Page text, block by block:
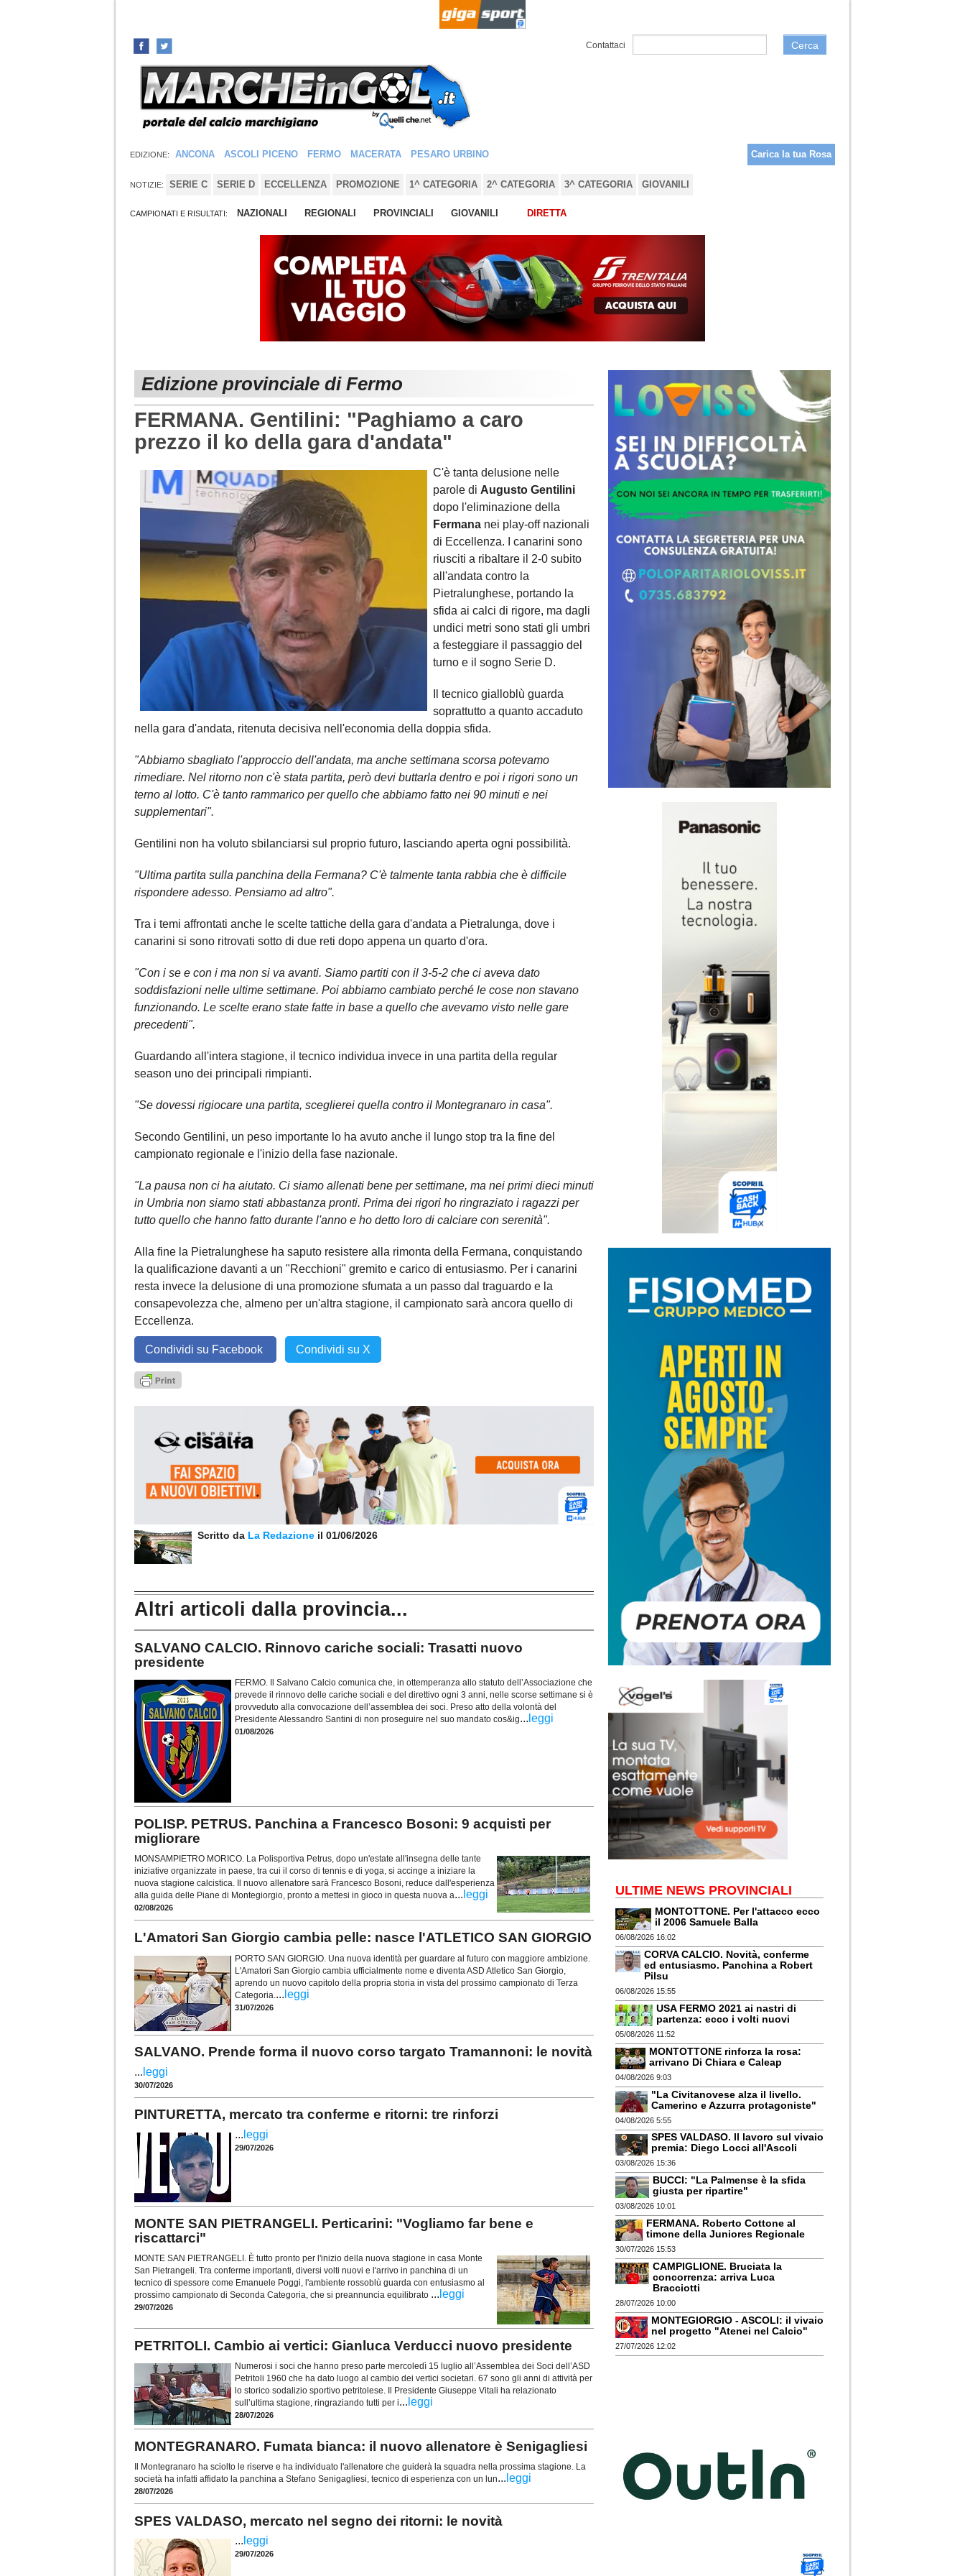
Contattaci Cerca
EDIZIONE: ANCONA ASCOLI PICENO FERMO MACERATA PESARO URBINO Carica la tua Rosa
NOTIZIE: SERIE C SERIE D ECCELLENZA PROMOZIONE 1^ CATEGORIA 2^ CATEGORIA 3^ CATEGORIA GIOVANILI
CAMPIONATI E RISULTATI: NAZIONALI REGIONALI PROVINCIALI GIOVANILI DIRETTA
Edizione provinciale di Fermo
FERMANA. Gentilini: "Paghiamo a caro
prezzo il ko della gara d'andata"
C'è tanta delusione nelle
parole di Augusto Gentilini
dopo l'eliminazione della
Fermana nei play-off nazionali
di Eccellenza. I canarini sono
riusciti a ribaltare il 2-0 subito
all'andata contro la
Pietralunghese, portando la
sfida ai calci di rigore, ma dagli
undici metri sono stati gli umbri
a festeggiare il passaggio del
turno e il sogno Serie D.
Il tecnico gialloblù guarda
soprattutto a quanto accaduto
nella gara d'andata, ritenuta decisiva nell'economia della doppia sfida.
"Abbiamo sbagliato l'approccio dell'andata, ma anche settimana scorsa potevamo
rimediare. Nel ritorno non c'è stata partita, però devi buttarla dentro e poi i rigori sono un
terno al lotto. C'è tanto rammarico per quello che abbiamo fatto nei 90 minuti e nei
supplementari".
Gentilini non ha voluto sbilanciarsi sul proprio futuro, lasciando aperta ogni possibilità.
"Ultima partita sulla panchina della Fermana? C'è talmente tanta rabbia che è difficile
rispondere adesso. Pensiamo ad altro".
Tra i temi affrontati anche le scelte tattiche della gara d'andata a Pietralunga, dove i
canarini si sono ritrovati sotto di due reti dopo appena un quarto d'ora.
"Con i se e con i ma non si va avanti. Siamo partiti con il 3-5-2 che ci aveva dato
soddisfazioni nelle ultime settimane. Poi abbiamo cambiato perché le cose non stavano
funzionando. Le scelte erano state fatte in base a quello che avevamo visto nelle gare
precedenti".
Guardando all'intera stagione, il tecnico individua invece in una partita della regular
season uno dei principali rimpianti.
"Se dovessi rigiocare una partita, sceglierei quella contro il Montegranaro in casa".
Secondo Gentilini, un peso importante lo ha avuto anche il lungo stop tra la fine del
campionato regionale e l'inizio della fase nazionale.
"La pausa non ci ha aiutato. Ci siamo allenati bene per settimane, ma nei primi dieci minuti
in Umbria non siamo stati abbastanza pronti. Prima dei rigori ho ringraziato i ragazzi per
tutto quello che hanno fatto durante l'anno e ho detto loro di calciare con serenità".
Alla fine la Pietralunghese ha saputo resistere alla rimonta della Fermana, conquistando
la qualificazione davanti a un "Recchioni" gremito e carico di entusiasmo. Per i canarini
resta invece la delusione di una promozione sfumata a un passo dal traguardo e la
consapevolezza che, almeno per un'altra stagione, il campionato sarà ancora quello di
Eccellenza.
Condividi su Facebook Condividi su X
Scritto da La Redazione il 01/06/2026
Altri articoli dalla provincia...
SALVANO CALCIO. Rinnovo cariche sociali: Trasatti nuovo
presidente
FERMO. Il Salvano Calcio comunica che, in ottemperanza allo statuto dell’Associazione che
prevede il rinnovo delle cariche sociali e del direttivo ogni 3 anni, nelle scorse settimane si è
provveduto alla convocazione dell’assemblea dei soci. Preso atto della volontà del
Presidente Alessandro Santini di non proseguire nel suo mandato cos&ig... leggi
01/08/2026
POLISP. PETRUS. Panchina a Francesco Bosoni: 9 acquisti per
migliorare
MONSAMPIETRO MORICO. La Polisportiva Petrus, dopo un'estate all'insegna delle tante
iniziative organizzate in paese, tra cui il corso di tennis e di yoga, si accinge a iniziare la
nuova stagione calcistica. Il nuovo allenatore sarà Francesco Bosoni, reduce dall'esperienza
alla guida delle Piane di Montegiorgio, pronto a mettesi in gioco in questa nuova a... leggi
02/08/2026
L'Amatori San Giorgio cambia pelle: nasce l'ATLETICO SAN GIORGIO
PORTO SAN GIORGIO. Una nuova identità per guardare al futuro con maggiore ambizione.
L'Amatori San Giorgio cambia ufficialmente nome e diventa ASD Atletico San Giorgio,
aprendo un nuovo capitolo della propria storia in vista del prossimo campionato di Terza
Categoria. ... leggi
31/07/2026
SALVANO. Prende forma il nuovo corso targato Tramannoni: le novità
... leggi
30/07/2026
PINTURETTA, mercato tra conferme e ritorni: tre rinforzi
... leggi
29/07/2026
MONTE SAN PIETRANGELI. Perticarini: "Vogliamo far bene e
riscattarci"
MONTE SAN PIETRANGELI. È tutto pronto per l'inizio della nuova stagione in casa Monte
San Pietrangeli. Tra conferme importanti, diversi volti nuovi e l'arrivo in panchina di un
tecnico di spessore come Emanuele Poggi, l'ambiente rossoblù guarda con entusiasmo al
prossimo campionato di Seconda Categoria, che si preannuncia equilibrato ... leggi
29/07/2026
PETRITOLI. Cambio ai vertici: Gianluca Verducci nuovo presidente
Numerosi i soci che hanno preso parte mercoledì 15 luglio all’Assemblea dei Soci dell’ASD
Petritoli 1960 che ha dato luogo al cambio dei vertici societari. 67 sono gli anni di attività per
lo storico sodalizio sportivo petritolese. Il Presidente Giuseppe Vitali ha relazionato
sull’ultima stagione, ringraziando tutti per i... leggi
28/07/2026
MONTEGRANARO. Fumata bianca: il nuovo allenatore è Senigagliesi
Il Montegranaro ha sciolto le riserve e ha individuato l'allenatore che guiderà la squadra nella prossima stagione. La
società ha infatti affidato la panchina a Stefano Senigagliesi, tecnico di esperienza con un lun... leggi
28/07/2026
SPES VALDASO, mercato nel segno dei ritorni: le novità
... leggi
29/07/2026
ULTIME NEWS PROVINCIALI
MONTOTTONE. Per l'attacco ecco
il 2006 Samuele Balla
06/08/2026 16:02
CORVA CALCIO. Novità, conferme
ed entusiasmo. Panchina a Robert
Pilsu
06/08/2026 15:55
USA FERMO 2021 ai nastri di
partenza: ecco i volti nuovi
05/08/2026 11:52
MONTOTTONE rinforza la rosa:
arrivano Di Chiara e Caleap
04/08/2026 9:03
"La Civitanovese alza il livello.
Camerino e Azzurra protagoniste"
04/08/2026 5:55
SPES VALDASO. Il lavoro sul vivaio
premia: Diego Locci all'Ascoli
03/08/2026 15:36
BUCCI: "La Palmense è la sfida
giusta per ripartire"
03/08/2026 10:01
FERMANA. Roberto Cottone al
timone della Juniores Regionale
30/07/2026 15:53
CAMPIGLIONE. Bruciata la
concorrenza: arriva Luca
Bracciotti
28/07/2026 10:00
MONTEGIORGIO - ASCOLI: il vivaio
nel progetto "Atenei nel Calcio"
27/07/2026 12:02